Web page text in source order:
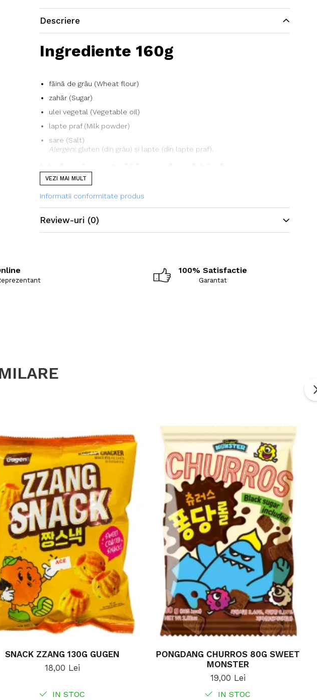
Descriere
Ingrediente 160g
făină de grâu (Wheat flour)
zahăr (Sugar)
ulei vegetal (Vegetable oil)
lapte praf (Milk powder)
sare (Salt)
Alergeni:gluten (din grâu) și lapte (din lapte praf).
Valori nutriționale / Valoare
per 100 g
Componentă
VEZI MAI MULT
Informatii conformitate produs
Review-uri (0)
100% Satisfactie
Garantat
SNACK ZZANG 130G GUGEN
18,00 Lei
IN STOC
PONGDANG CHURROS 80G SWEET
MONSTER
19,00 Lei
IN STOC